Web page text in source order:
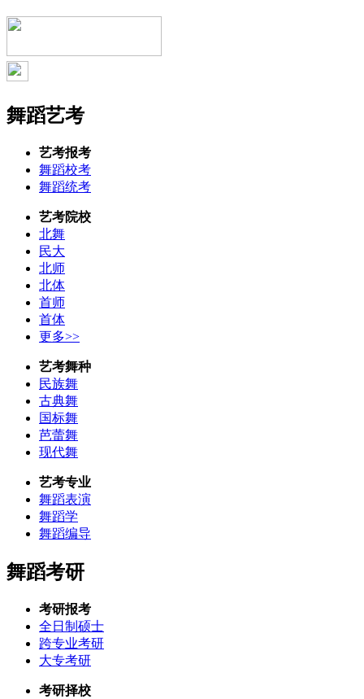
舞蹈艺考
艺考报考
舞蹈校考
舞蹈统考
艺考院校
北舞
民大
北师
北体
首师
首体
更多>>
艺考舞种
民族舞
古典舞
国标舞
芭蕾舞
现代舞
艺考专业
舞蹈表演
舞蹈学
舞蹈编导
舞蹈考研
考研报考
全日制硕士
跨专业考研
大专考研
考研择校